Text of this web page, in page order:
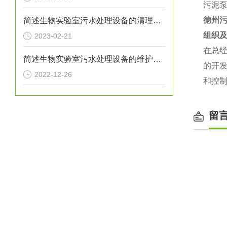
简述生物实验室污水处理设备的清理工作
2023-02-21
简述生物实验室污水处理设备的维护保养方法
2022-12-26
污泥
德州
组织
在总
的开
和控
留